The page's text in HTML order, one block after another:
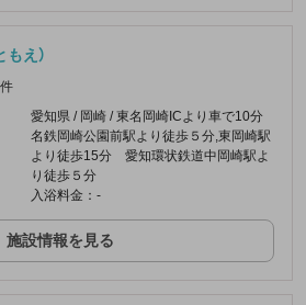
え）
愛知県 / 岡崎 / 東名岡崎ICより車で10分
名鉄岡崎公園前駅より徒歩５分,東岡崎駅
より徒歩15分 愛知環状鉄道中岡崎駅よ
り徒歩５分
入浴料金：-
施設情報を見る